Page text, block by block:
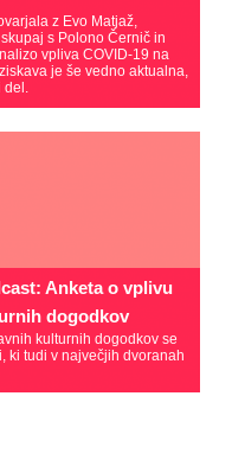
z Evo Matjaž,
s Polono Černič in
vpliva COVID-19 na
je še vedno aktualna,
Anketa o vplivu
dogodkov
kulturnih dogodkov se
ki tudi v največjih dvoranah